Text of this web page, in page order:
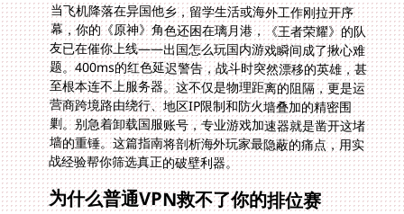
当飞机降落在异国他乡，留学生活或海外工作刚拉开序
幕，你的《原神》角色还困在璃月港，《王者荣耀》的队
友已在催你上线——出国怎么玩国内游戏瞬间成了揪心难
题。400ms的红色延迟警告，战斗时突然漂移的英雄，甚
至根本连不上服务器。这不仅是物理距离的阻隔，更是运
营商跨境路由绕行、地区IP限制和防火墙叠加的精密围
剿。别急着卸载国服账号，专业游戏加速器就是凿开这堵
墙的重锤。这篇指南将剖析海外玩家最隐蔽的痛点，用实
战经验帮你筛选真正的破壁利器。
为什么普通VPN救不了你的排位赛